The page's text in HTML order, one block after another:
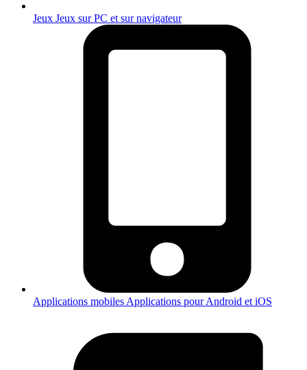
Jeux Jeux sur PC et sur navigateur
Applications mobiles Applications pour Android et iOS